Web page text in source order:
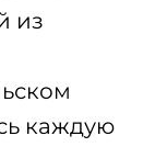
из
каждую